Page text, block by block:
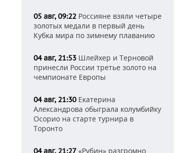
05 авг, 09:22 Россияне взяли четыре
золотых медали в первый день
Кубка мира по зимнему плаванию
04 авг, 21:53 Шлейхер и Терновой
принесли России третье золото на
чемпионате Европы
04 авг, 21:30Екатерина
Александрова обыграла колумбийку
Осорио на старте турнира в
Торонто
04 авг, 21:27 «Рубин» разгромно